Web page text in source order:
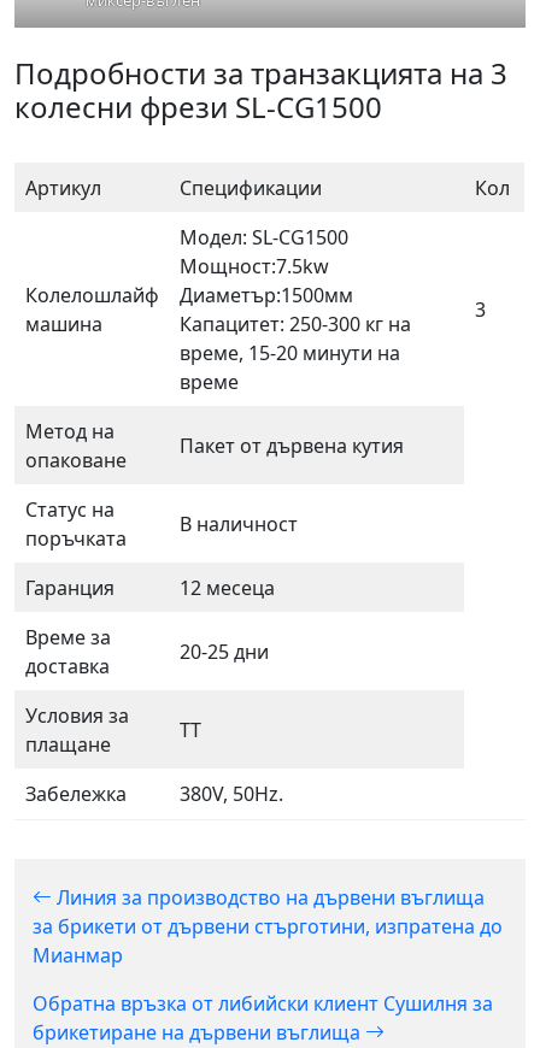
Подробности за транзакцията на 3
колесни фрези SL-CG1500
Артикул Спецификации Кол
Колелошлайф
машина
Модел: SL-CG1500
Мощност:7.5kw
Диаметър:1500мм
Капацитет: 250-300 кг на
време, 15-20 минути на
време
3
Метод на
опаковане
Пакет от дървена кутия
Статус на
поръчката
В наличност
Гаранция
12 месеца
Време за
доставка
20-25 дни
Условия за
плащане
TT
Забележка 380V, 50Hz.
Линия за производство на дървени въглища
за брикети от дървени стърготини, изпратена до
Мианмар
Обратна връзка от либийски клиент Сушилня за
брикетиране на дървени въглища